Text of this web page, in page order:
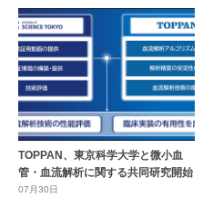
TOPPAN、東京科学大学と微小血
管・血流解析に関する共同研究開始
07月30日